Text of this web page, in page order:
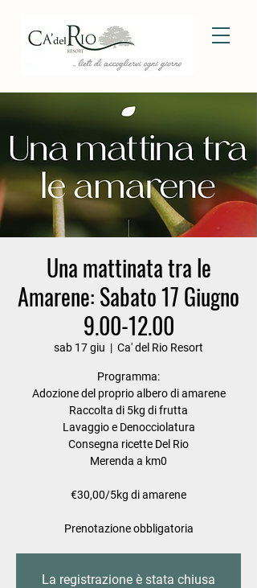
Una mattinata tra le
Amarene: Sabato 17 Giugno
9.00-12.00
sab 17 giu
  |
Ca' del Rio Resort
Programma:
Adozione del proprio albero di amarene
Raccolta di 5kg di frutta
Lavaggio e Denocciolatura
Consegna ricette Del Rio
Merenda a km0
€30,00/5kg di amarene
Prenotazione obbligatoria
La registrazione è stata chiusa